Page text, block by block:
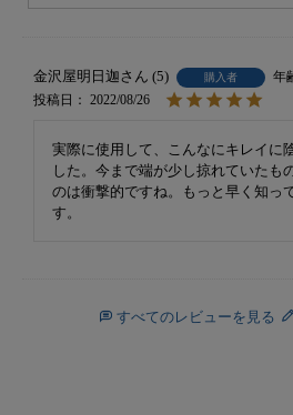
金沢屋明日迦 5 購入者
投稿日
2022/08/26
実際に使用して、こんなにキレイに
した。今まで端が少し掠れていたも
のは衝撃的ですね。もっと早く知っ
す。
すべてのレビューを見る